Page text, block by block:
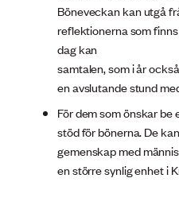
Böneveckan kan utgå
reflektionerna som finns
dag kan
samtalen, som i år
en avslutande stund
För dem som önskar
stöd för bönerna. De
gemenskap med
en större synlig enhet i